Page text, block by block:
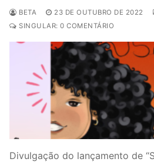
BETA 23 DE OUTUBRO DE 2022
SINGULAR: 0 COMENTÁRIO
Divulgação do lançamento de